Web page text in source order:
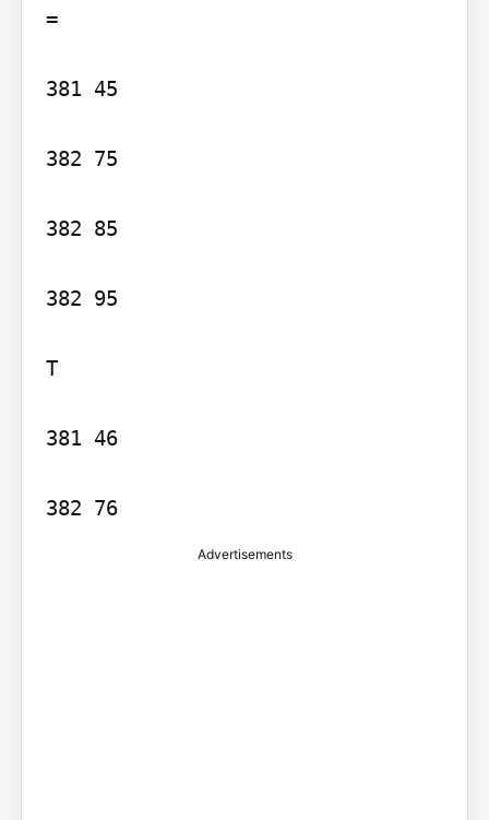
=
381 45
382 75
382 85
382 95
T
381 46
382 76
Advertisements